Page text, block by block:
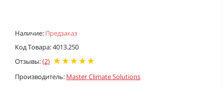
Наличие: Предзаказ
Код Товара: 4013.250
Отзывы:(2)
Производитель: Master Climate Solutions